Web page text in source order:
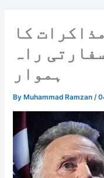
کا
راہ
ہموار
By Muhammad Ramzan/